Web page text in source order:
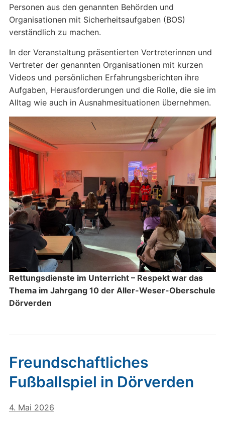
Personen aus den genannten Behörden und
Organisationen mit Sicherheitsaufgaben (BOS)
verständlich zu machen.
In der Veranstaltung präsentierten Vertreterinnen und
Vertreter der genannten Organisationen mit kurzen
Videos und persönlichen Erfahrungsberichten ihre
Aufgaben, Herausforderungen und die Rolle, die sie im
Alltag wie auch in Ausnahmesituationen übernehmen.
Rettungsdienste im Unterricht – Respekt war das
Thema im Jahrgang 10 der Aller-Weser-Oberschule
Dörverden
Freundschaftliches
Fußballspiel in Dörverden
4. Mai 2026